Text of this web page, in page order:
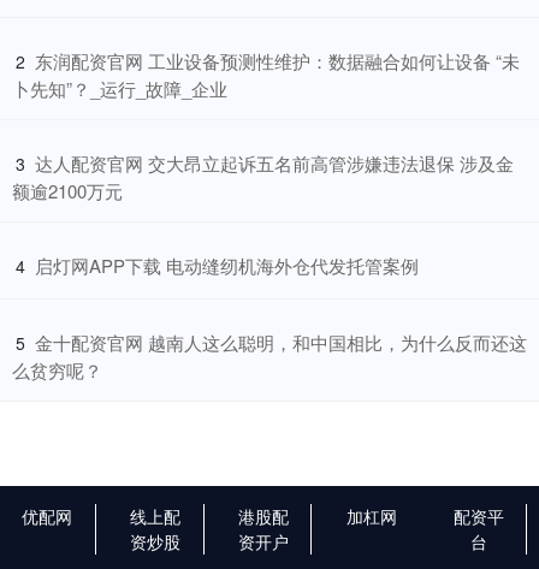
2 ​东润配资官网 工业设备预测性维护：数据融合如何让设备 “未
卜先知”？_运行_故障_企业
3 ​达人配资官网 交大昂立起诉五名前高管涉嫌违法退保 涉及金
额逾2100万元
4 ​启灯网APP下载 电动缝纫机海外仓代发托管案例
5 ​金十配资官网 越南人这么聪明，和中国相比，为什么反而还这
么贫穷呢？
优配网
线上配
资炒股
港股配
资开户
加杠网
配资平
台